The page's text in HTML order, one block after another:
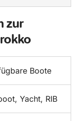
zur
Boote
Yacht, RIB